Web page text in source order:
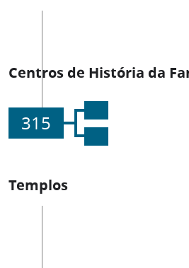
Centros de História da
315
Templos